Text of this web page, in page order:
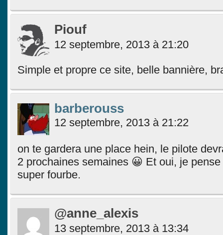
Piouf
12 septembre, 2013 à 21:20
Simple et propre ce site, belle bannière,
barberouss
12 septembre, 2013 à 21:22
on te gardera une place hein, le pilote
2 prochaines semaines 😀 Et oui, je
super fourbe.
@anne_alexis
13 septembre, 2013 à 13:34